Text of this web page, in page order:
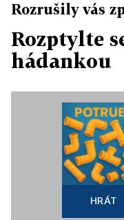
Rozrušily vás
Rozptylte
hádankou
HRÁT